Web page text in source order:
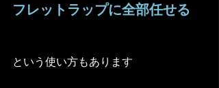
フレットラップに全部任せる
という使い方もあります